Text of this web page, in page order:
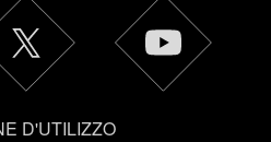
D'UTILIZZO